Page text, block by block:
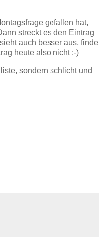
gefallen hat,
streckt es den Eintrag
auch besser aus, finde
heute also nicht :-)
sondern schlicht und